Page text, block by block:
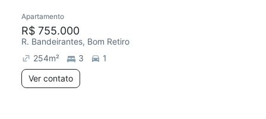
Apartamento
R$ 755.000
R. Bandeirantes, Bom Retiro
254m² 3
1
Ver contato